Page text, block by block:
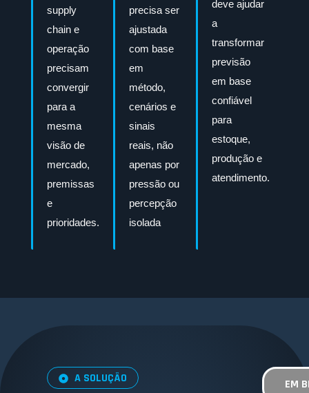
supply
chain e
operação
precisam
convergir
para a
mesma
visão de
mercado,
premissas
e
prioridades.
precisa ser
ajustada
com base
em
método,
cenários e
sinais
reais, não
apenas por
pressão ou
percepção
isolada
deve ajudar
a
transformar
previsão
em base
confiável
para
estoque,
produção e
atendimento.
A SOLUÇÃO EM